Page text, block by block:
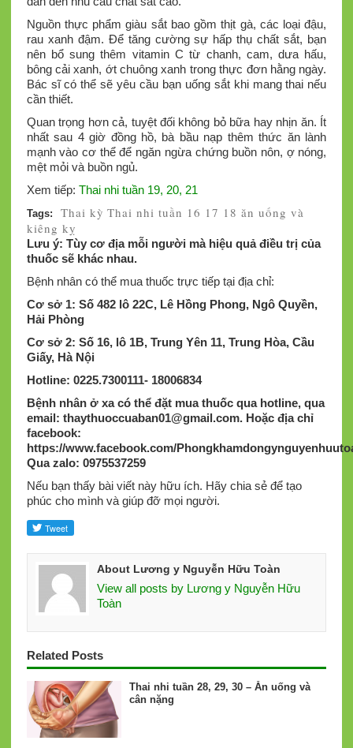
Nguồn thực phẩm giàu sắt bao gồm thịt gà, các loại đậu,
rau xanh đậm. Để tăng cường sự hấp thụ chất sắt, bạn
nên bổ sung thêm vitamin C từ chanh, cam, dưa hấu,
bông cải xanh, ớt chuông xanh trong thực đơn hằng ngày.
Bác sĩ có thể sẽ yêu cầu bạn uống sắt khi mang thai nếu
cần thiết.
Quan trọng hơn cả, tuyệt đối không bỏ bữa hay nhịn ăn. Ít
nhất sau 4 giờ đồng hồ, bà bầu nạp thêm thức ăn lành
mạnh vào cơ thể để ngăn ngừa chứng buồn nôn, ợ nóng,
mệt mỏi và buồn ngủ.
Xem tiếp: Thai nhi tuần 19, 20, 21
Tags: Thai kỳ Thai nhi tuần 16 17 18 ăn uống và
kiêng kỵ
Lưu ý: Tùy cơ địa mỗi người mà hiệu quả điều trị của
thuốc sẽ khác nhau.
Bệnh nhân có thể mua thuốc trực tiếp tại địa chỉ:
Cơ sở 1: Số 482 lô 22C, Lê Hồng Phong, Ngô Quyền,
Hải Phòng
Cơ sở 2: Số 16, lô 1B, Trung Yên 11, Trung Hòa, Cầu
Giấy, Hà Nội
Hotline: 0225.7300111- 18006834
Bệnh nhân ở xa có thể đặt mua thuốc qua hotline, qua
email: thaythuoccuaban01@gmail.com. Hoặc địa chỉ
facebook:
https://www.facebook.com/
Qua zalo: 0975537259
Nếu bạn thấy bài viết này hữu ích. Hãy chia sẻ để tạo
phúc cho mình và giúp đỡ mọi người.
About Lương y Nguyễn Hữu Toàn
View all posts by Lương y Nguyễn Hữu
Toàn
Related Posts
Thai nhi tuần 28, 29, 30 – Ăn uống và
cân nặng